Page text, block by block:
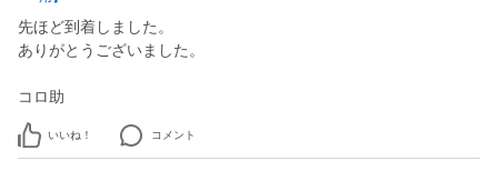
先ほど到着しました。
ありがとうございました。
コロ助
いいね！ コメント